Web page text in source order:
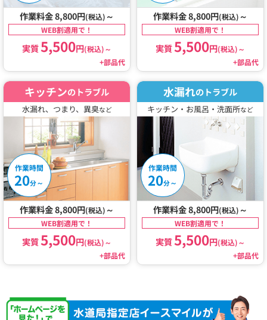
作業料金 8,800円(税込) ～
WEB割適用で！
実質5,500円(税込)～
+部品代
作業料金 8,800円(税込) ～
WEB割適用で！
実質5,500円(税込)～
+部品代
キッチンのトラブル
水漏れ、つまり、異臭など
作業時間
20分～
作業料金 8,800円(税込) ～
WEB割適用で！
実質5,500円(税込)～
+部品代
水漏れのトラブル
キッチン・お風呂・洗面所など
作業時間
20分～
作業料金 8,800円(税込) ～
WEB割適用で！
実質5,500円(税込)～
+部品代